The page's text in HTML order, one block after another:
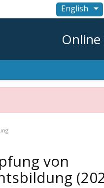
English 
von